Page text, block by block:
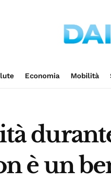
Economia Mobilità
è un